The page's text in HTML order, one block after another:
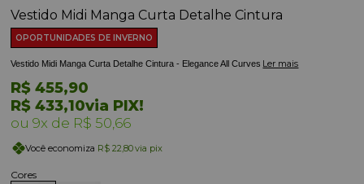
Vestido Midi Manga Curta Detalhe Cintura
OPORTUNIDADES DE INVERNO
Vestido Midi Manga Curta Detalhe Cintura - Elegance All Curves Ler mais
R$ 433,10via PIX!
R$ 455,90
9x R$ 50,66
Você economiza R$ 22,80via pix